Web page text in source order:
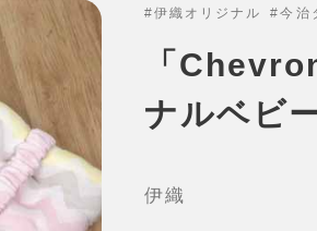
伊織オリジナル
今治
「
ナルベビ
伊織